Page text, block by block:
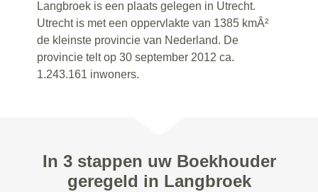
Langbroek is een plaats gelegen in Utrecht.
Utrecht is met een oppervlakte van 1385 kmÂ²
de kleinste provincie van Nederland. De
provincie telt op 30 september 2012 ca.
1.243.161 inwoners.
In 3 stappen uw Boekhouder
geregeld in Langbroek